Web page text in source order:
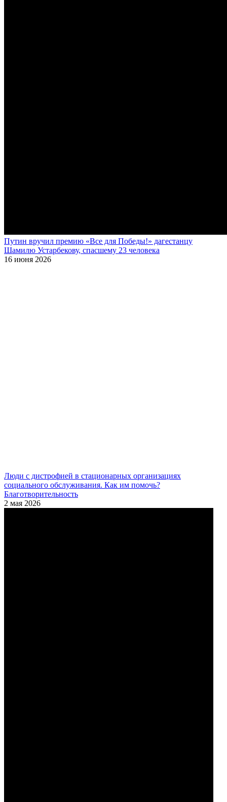
Путин вручил премию «Все для Победы!» дагестанцу
Шамилю Устарбекову, спасшему 23 человека
16 июня 2026
Люди с дистрофией в стационарных организациях
социального обслуживания. Как им помочь?
Благотворительность
2 мая 2026